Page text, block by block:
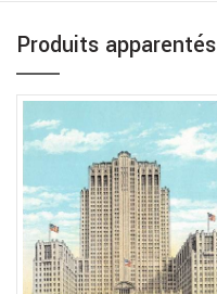
Produits apparentés